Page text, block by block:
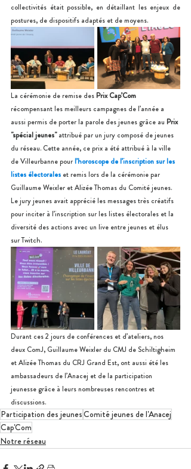
collectivités était possible, en détaillant les enjeux de
postures, de dispositifs adaptés et de moyens.
La cérémonie de remise des Prix Cap’Com
récompensant les meilleurs campagnes de l’année a
aussi permis de porter la parole des jeunes grâce au Prix
"spécial jeunes" attribué par un jury composé de jeunes
du réseau. Cette année, ce prix a été attribué à la ville
de Villeurbanne pour l’horoscope de l’inscription sur les
listes électorales et remis lors de la cérémonie par
Guillaume Weixler et Alizée Thomas du Comité jeunes.
Le jury jeunes avait apprécié les messages très créatifs
pour inciter à l’inscription sur les listes électorales et la
diversité des actions avec un live entre jeunes et élus
sur Twitch.
Durant ces 2 jours de conférences et d’ateliers, nos
deux ComJ, Guillaume Weixler du CMJ de Schiltigheim
et Alizée Thomas du CRJ Grand Est, ont aussi été les
ambassadeurs de l’Anacej et de la participation
jeunesse grâce à leurs nombreuses rencontres et
discussions.
Participation des jeunesComité jeunes de l'Anacej
Cap'Com
Notre réseau